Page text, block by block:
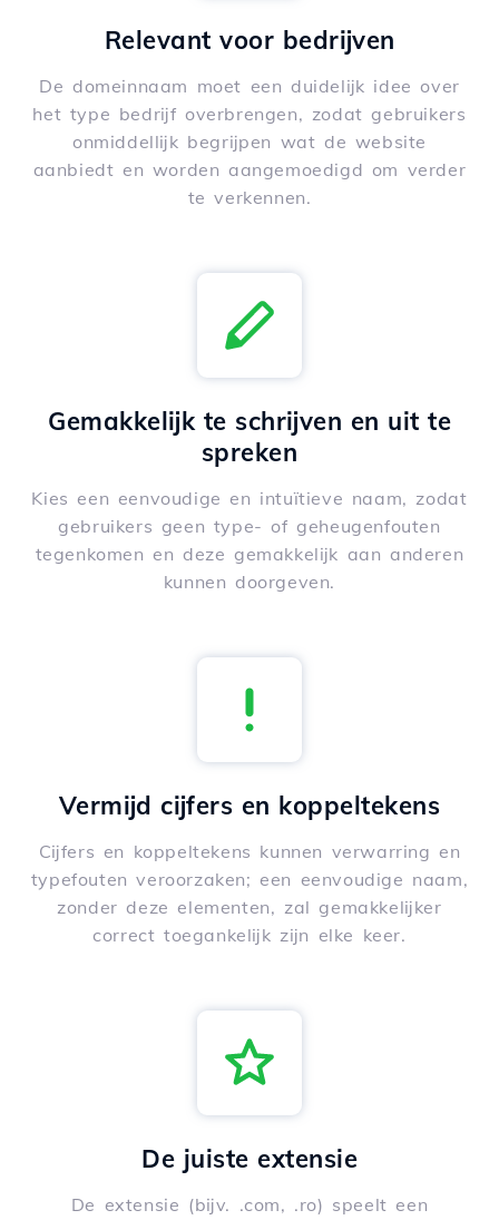
Relevant voor bedrijven
De domeinnaam moet een duidelijk idee over
het type bedrijf overbrengen, zodat gebruikers
onmiddellijk begrijpen wat de website
aanbiedt en worden aangemoedigd om verder
te verkennen.
Gemakkelijk te schrijven en uit te
spreken
Kies een eenvoudige en intuïtieve naam, zodat
gebruikers geen type- of geheugenfouten
tegenkomen en deze gemakkelijk aan anderen
kunnen doorgeven.
Vermijd cijfers en koppeltekens
Cijfers en koppeltekens kunnen verwarring en
typefouten veroorzaken; een eenvoudige naam,
zonder deze elementen, zal gemakkelijker
correct toegankelijk zijn elke keer.
De juiste extensie
De extensie (bijv. .com, .ro) speelt een